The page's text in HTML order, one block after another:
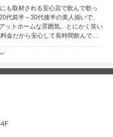
も取材される安心店で飲んで歌っ
代前半～30代後半の美人揃いで、
ットホームな雰囲気。とにかく笑い
す。ぜひお気軽にどうぞ♪